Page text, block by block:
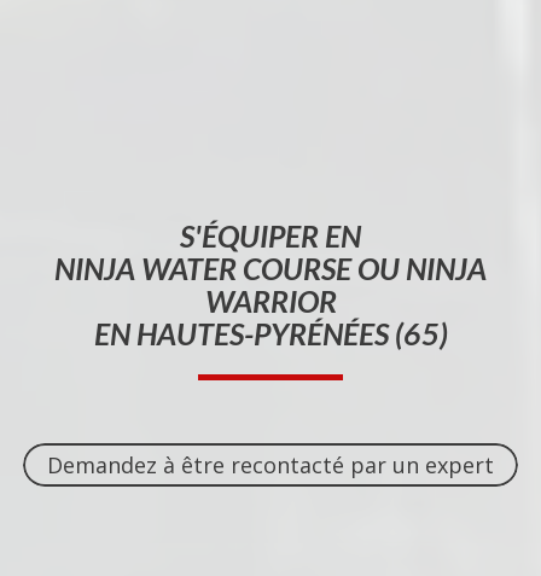
S'ÉQUIPER EN
NINJA WATER COURSE OU NINJA
WARRIOR
EN HAUTES-PYRÉNÉES (65)
Demandez à être recontacté par un expert